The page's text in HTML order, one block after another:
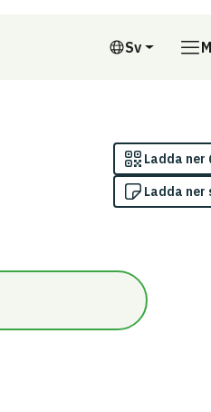
Sv
Svenska
Ladda ner
Ladda ner
4: Installationsprodukter/